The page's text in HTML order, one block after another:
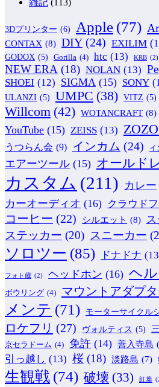
3Dプリンター (6) Apple (77)
CONTAX (8) DIY (24) EXILIM
GODOX (5) Gorilla (4) htc (13) KRB (2)
NEW ERA (18) NOLAN (13)
SHOEI (12) SIGMA (15) SONY
ULANZI (5) UMPC (38) VITZ (5)
Willcom (42) WOTANCRAFT (8)
YouTube (15) ZEISS (13)
うつらん会 (9) インカム (24) イ
エアーツール (15) オールド
カスタム (211) カレー
カーオーディオ (16) クラウド
コーヒー (22) シルエット (8)
ステッカー (20) スニーカー
ソロツー (85) ドナドナ
フォト蔵 (2) ヘッドホン (16) ヘ
ボウリング (4) マウントアダプ
メンテ (71) モーターサイクル
ロケフリ (27) ヴォルティス (5)
京セラドーム (4) 免許 (14) 善入寺島
引っ越し (13) 桜 (18) 淡路島 (7)
生観戦 (74) 破壊 (33) 紅葉